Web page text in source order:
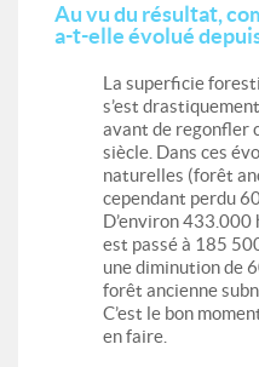
Au vu du résultat,
a-t-elle évolué
La superficie
s’est
avant de regonfler
siècle. Dans ces
naturelles (forêt
cependant perdu
D’environ 433.000
est passé à 185
une diminution de
forêt ancienne
C’est le bon
en faire.